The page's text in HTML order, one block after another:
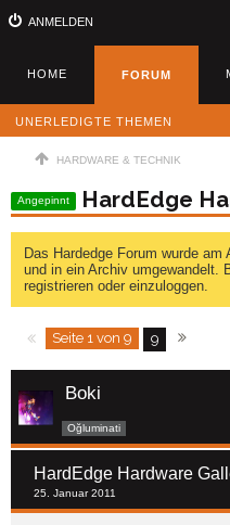
ANMELDEN
HOME FORUM
UNERLEDIGTE THEMEN
HARDWARE & TECHNIK
Angepinnt HardEdge
Das Hardedge Forum wurde
und in ein Archiv umgewandelt.
registrieren oder einzuloggen.
Seite 1 von 9 9
Boki
Oğluminati
HardEdge Hardware
25. Januar 2011